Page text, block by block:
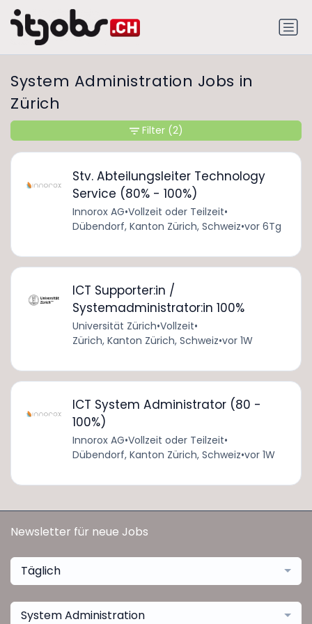
System Administration Jobs in
Zürich
Stv. Abteilungsleiter Technology
Service (80% - 100%)
Innorox AG•Vollzeit oder Teilzeit•
Dübendorf, Kanton Zürich, Schweiz•vor 6Tg
ICT Supporter:in /
Systemadministrator:in 100%
Universität Zürich•Vollzeit•
Zürich, Kanton Zürich, Schweiz•vor 1W
ICT System Administrator (80 -
100%)
Innorox AG•Vollzeit oder Teilzeit•
Dübendorf, Kanton Zürich, Schweiz•vor 1W
Filter (2)
Newsletter für neue Jobs
Täglich
System Administration